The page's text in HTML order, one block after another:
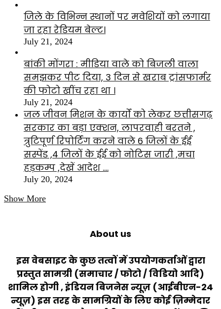
जिले के विभिन्न स्थानों पर मवेशियों को लगाया
जा रहा रेडियम बेल्ट।
July 21, 2024
बांकी मोंगरा : मीडिया वाले को बिजली वाला
समझकर पीट दिया, 3 दिन से खराब ट्रांसफार्मर
की फोटो खींच रहा था ।
July 21, 2024
जल जीवन मिशन के कार्यों को लेकर छत्तीसगढ़
सरकार का बड़ा एक्शन, लापरवाही बरतने ,
त्रुटिपूर्ण रिपोर्टिंग करने वाले 6 जिलों के ईई
सस्पेंड ,4 जिलों के ईई को नोटिस जारी ,मचा
हड़कम्प ,देखें आदेश ….
July 20, 2024
Show More
About us
इस वेबसाइट के कुछ तत्वों में उपयोगकर्ताओं द्वारा
प्रस्तुत सामग्री (समाचार / फोटो / विडियो आदि)
शामिल होगी , इंडियन बिजनेस न्यूज़ (आईबीएन-24
न्यूज़) इस तरह के सामग्रियों के लिए कोई ज़िम्मेदार